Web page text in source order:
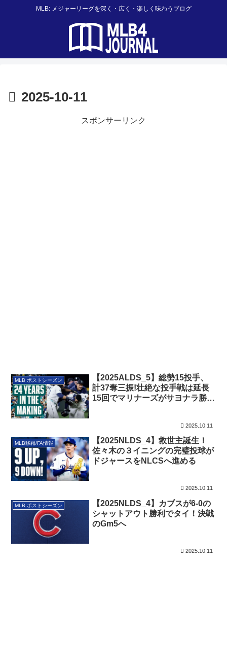
MLB: メジャーリーグを深く・広く・楽しく味わうブログ
2025-10-11
スポンサーリンク
MLB ポストシーズン
【2025ALDS_5】総勢15投手、
計37奪三振!壮絶な投手戦は延長
15回でマリナーズがサヨナラ勝
2025.10.11
MLB移籍/FA情報
【2025NLDS_4】救世主誕生！
佐々木の３イニングの完璧投球が
ドジャースをNLCSへ進める
2025.10.11
MLB ポストシーズン
【2025NLDS_4】カブスが6-0の
シャットアウト勝利でタイ！決戦
のGm5へ
2025.10.11